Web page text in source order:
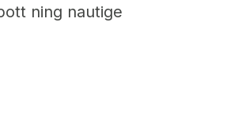
ning nautige